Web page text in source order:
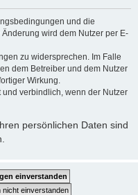
und die
wird dem Nutzer per E-
zu widersprechen. Im Falle
dem Betreiber und dem Nutzer
Wirkung.
verbindlich, wenn der Nutzer
persönlichen Daten sind